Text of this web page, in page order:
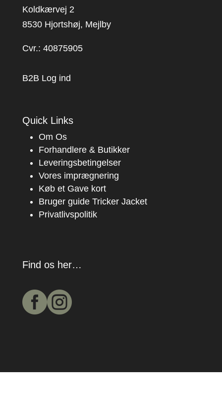
Koldkærvej 2
8530 Hjortshøj, Mejlby
Cvr.: 40875905
B2B Log ind
Quick Links
Om Os
Forhandlere & Butikker
Leveringsbetingelser
Vores imprægnering
Køb et Gave kort
Bruger guide Tricker Jacket
Privatlivspolitik
Find os her…
